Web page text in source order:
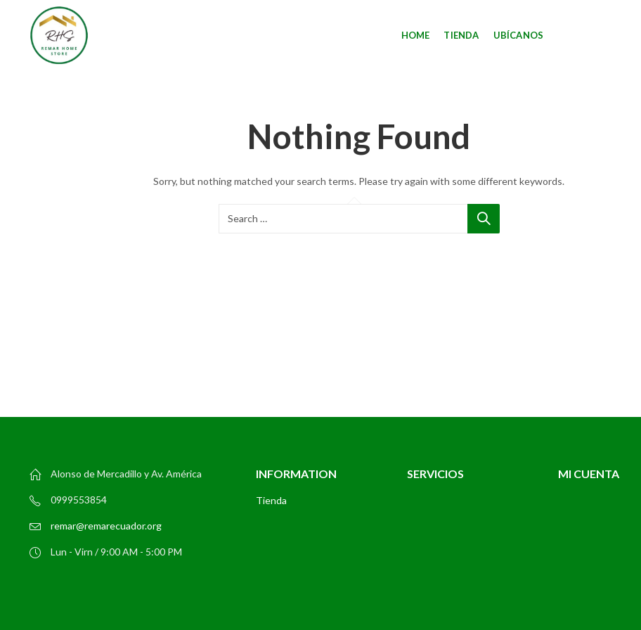
HOME TIENDA UBÍCANOS
Nothing Found
Sorry, but nothing matched your search terms. Please try again with some different keywords.
Alonso de Mercadillo y Av. América
0999553854
remar@remarecuador.org
Lun - Virn / 9:00 AM - 5:00 PM
INFORMATION
Tienda
SERVICIOS MI CUENTA